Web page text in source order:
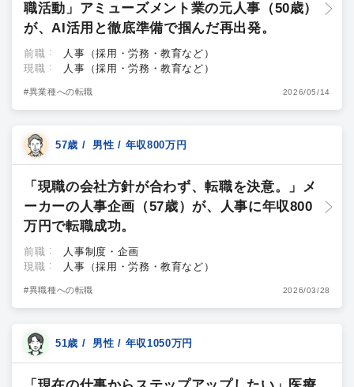
職活動」アミューズメント業の元人事（50歳）
が、AI活用と徹底準備で掴んだ再出発。
前職
人事（採用・労務・教育など）
現職
人事（採用・労務・教育など）
#異業種への転職 2026/05/14
57歳 / 男性 / 年収800万円
「現職の会社方針が合わず、転職を決意。」メ
ーカーの人事企画（57歳）が、人事に年収800
万円で転職成功。
前職
人事制度・企画
現職
人事（採用・労務・教育など）
#異職種への転職 2026/03/28
51歳 / 男性 / 年収1050万円